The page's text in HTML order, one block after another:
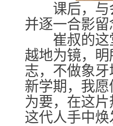
课后，
并逐一合影留
崔叔的这堂
越地为镜，
志，不做象
新学期，我愿
为要，在这
这代人手中